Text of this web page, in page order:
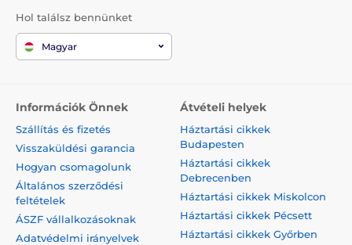
Hol találsz bennünket
Magyar
Információk Önnek
Szállítás és fizetés
Visszaküldési garancia
Hogyan csomagolunk
Általános szerződési
feltételek
ÁSZF vállalkozásoknak
Adatvédelmi irányelvek
Átvételi helyek
Háztartási cikkek
Budapesten
Háztartási cikkek
Debrecenben
Háztartási cikkek Miskolcon
Háztartási cikkek Pécsett
Háztartási cikkek Győrben